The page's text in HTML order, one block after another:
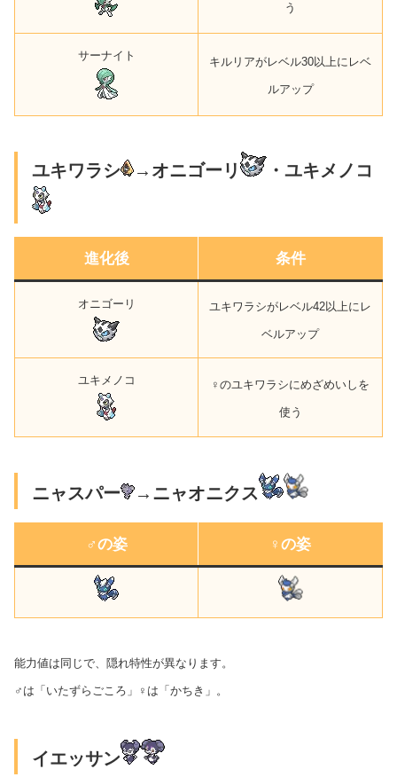
う
サーナイト キルリアがレベル30以上にレベ
ルアップ
ユキワラシ →オニゴーリ ・ユキメノコ
進化後 条件
オニゴーリ ユキワラシがレベル42以上にレ
ベルアップ
ユキメノコ ♀のユキワラシにめざめいしを
使う
ニャスパー →ニャオニクス
♂の姿 ♀の姿
能力値は同じで、隠れ特性が異なります。
♂は「いたずらごころ」♀は「かちき」。
イエッサン